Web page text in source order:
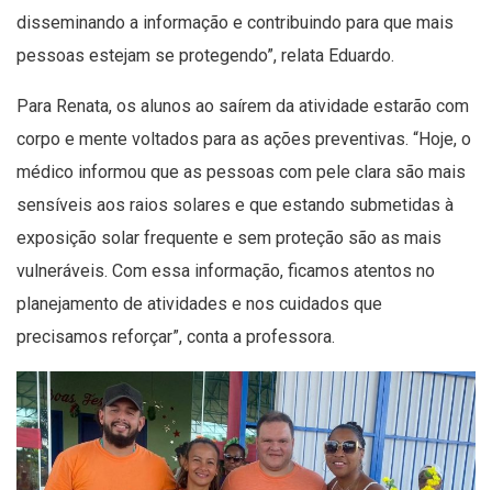
disseminando a informação e contribuindo para que mais
pessoas estejam se protegendo”, relata Eduardo.
Para Renata, os alunos ao saírem da atividade estarão com
corpo e mente voltados para as ações preventivas. “Hoje, o
médico informou que as pessoas com pele clara são mais
sensíveis aos raios solares e que estando submetidas à
exposição solar frequente e sem proteção são as mais
vulneráveis. Com essa informação, ficamos atentos no
planejamento de atividades e nos cuidados que
precisamos reforçar”, conta a professora.